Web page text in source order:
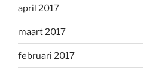
april 2017
maart 2017
februari 2017